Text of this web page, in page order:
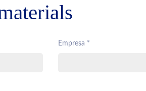
Empresa *